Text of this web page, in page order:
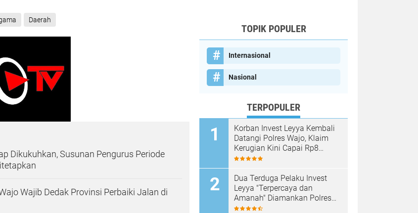
Daerah
Dikukuhkan, Susunan Pengurus Periode
Wajib Dedak Provinsi Perbaiki Jalan di
TOPIK POPULER
Internasional
Nasional
TERPOPULER
Korban Invest Leyya Kembali
Datangi Polres Wajo, Klaim
Kerugian Kini Capai Rp8
Miliar, Minta Penyidikan
Dua Terduga Pelaku Invest
Leyya "Terpercaya dan
Amanah" Diamankan Polres
Wajo, Kerugian Korban